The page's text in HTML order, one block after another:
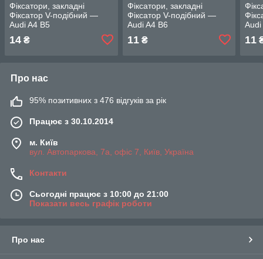
Фіксатори, закладні
Фіксатор V-подібний —
Audi A4 B5
14 ₴
Фіксатори, закладні
Фіксатор V-подібний —
Audi A4 B6
11₴
Audi
11
Про нас
95% позитивних з 476 відгуків за рік
Працює з 30.10.2014
м. Київ
вул. Автопаркова, 7а, офіс 7, Київ, Україна
Контакти
Сьогодні працює з 10:00 до 21:00
Показати весь графік роботи
Про нас